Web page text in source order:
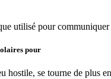
utilisé pour
pour
se tourne de plus